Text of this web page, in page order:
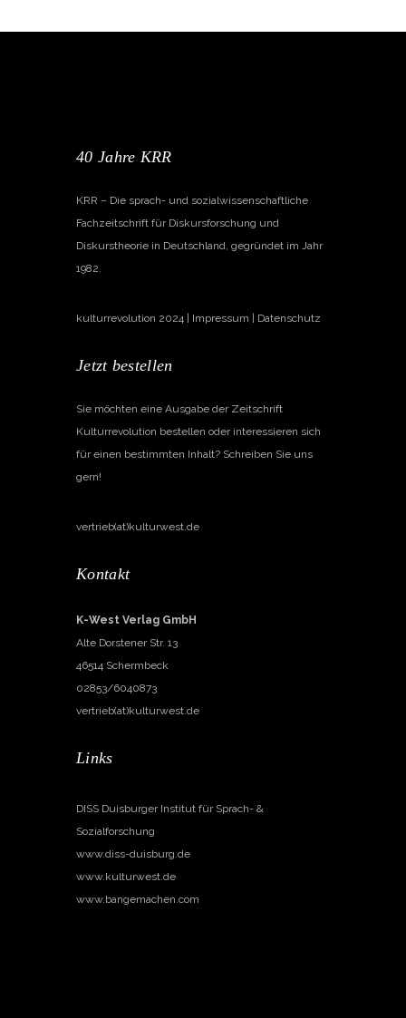
40 Jahre KRR
KRR – Die sprach- und sozialwissenschaftliche
Fachzeitschrift für Diskursforschung und
Diskurstheorie in Deutschland, gegründet im Jahr
1982.
kulturrevolution 2024 | Impressum | Datenschutz
Jetzt bestellen
Sie möchten eine Ausgabe der Zeitschrift
Kulturrevolution bestellen oder interessieren sich
für einen bestimmten Inhalt? Schreiben Sie uns
gern!
vertrieb(at)kulturwest.de
Kontakt
K-West Verlag GmbH
Alte Dorstener Str. 13
46514 Schermbeck
02853/6040873
vertrieb(at)kulturwest.de
Links
DISS Duisburger Institut für Sprach- &
Sozialforschung
www.diss-duisburg.de
www.kulturwest.de
www.bangemachen.com